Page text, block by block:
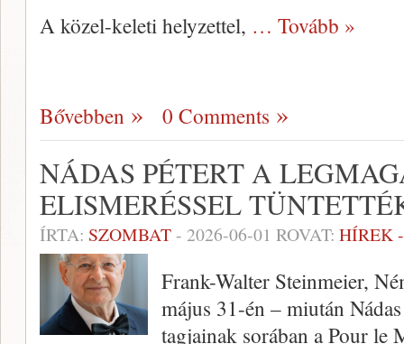
A közel-keleti helyzettel, … Tovább »
Bővebben 0 Comments
NÁDAS PÉTERT A
ELISMERÉSSEL
ÍRTA: SZOMBAT- 2026-06-01 ROVAT: HÍREK
Frank-Walter Steinmeier,
május 31-én – miután
tagjainak sorában a Pour le